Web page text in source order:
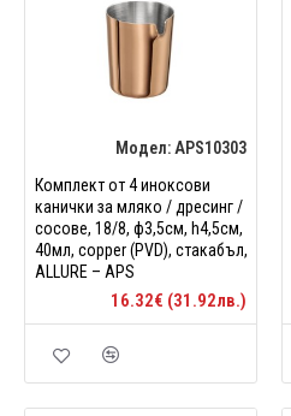
Модел: APS10303
Комплект от 4 иноксови
канички за мляко / дресинг /
сосове, 18/8, ф3,5см, h4,5см,
40мл, copper (PVD), стакабъл,
ALLURE – APS
16.32€ (31.92лв.)